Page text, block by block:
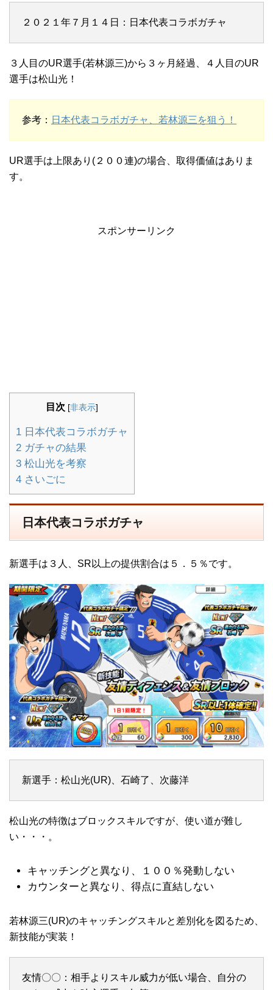
２０２１年７月１４日：日本代表コラボガチャ
３人目のUR選手(若林源三)から３ヶ月経過、４人目のUR
選手は松山光！
参考： 日本代表コラボガチャ、若林源三を狙う！
UR選手は上限あり(２００連)の場合、取得価値はありま
す。
スポンサーリンク
目次 [非表示]
1 日本代表コラボガチャ
2 ガチャの結果
3 松山光を考察
4 さいごに
日本代表コラボガチャ
新選手は３人、SR以上の提供割合は５．５％です。
新選手：松山光(UR)、石崎了、次藤洋
松山光の特徴はブロックスキルですが、使い道が難し
い・・・。
キャッチングと異なり、１００％発動しない
カウンターと異なり、得点に直結しない
若林源三(UR)のキャッチングスキルと差別化を図るため、
新技能が実装！
友情〇〇：相手よりスキル威力が低い場合、自分の